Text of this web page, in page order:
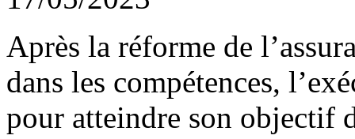
Après la réforme de
dans les compétences,
pour atteindre son objectif